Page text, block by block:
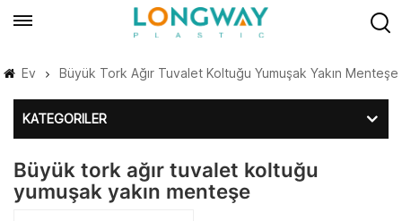
Ev Büyük Tork Ağır Tuvalet Koltuğu Yumuşak Yakın Menteşe
KATEGORILER
Büyük tork ağır tuvalet koltuğu
yumuşak yakın menteşe